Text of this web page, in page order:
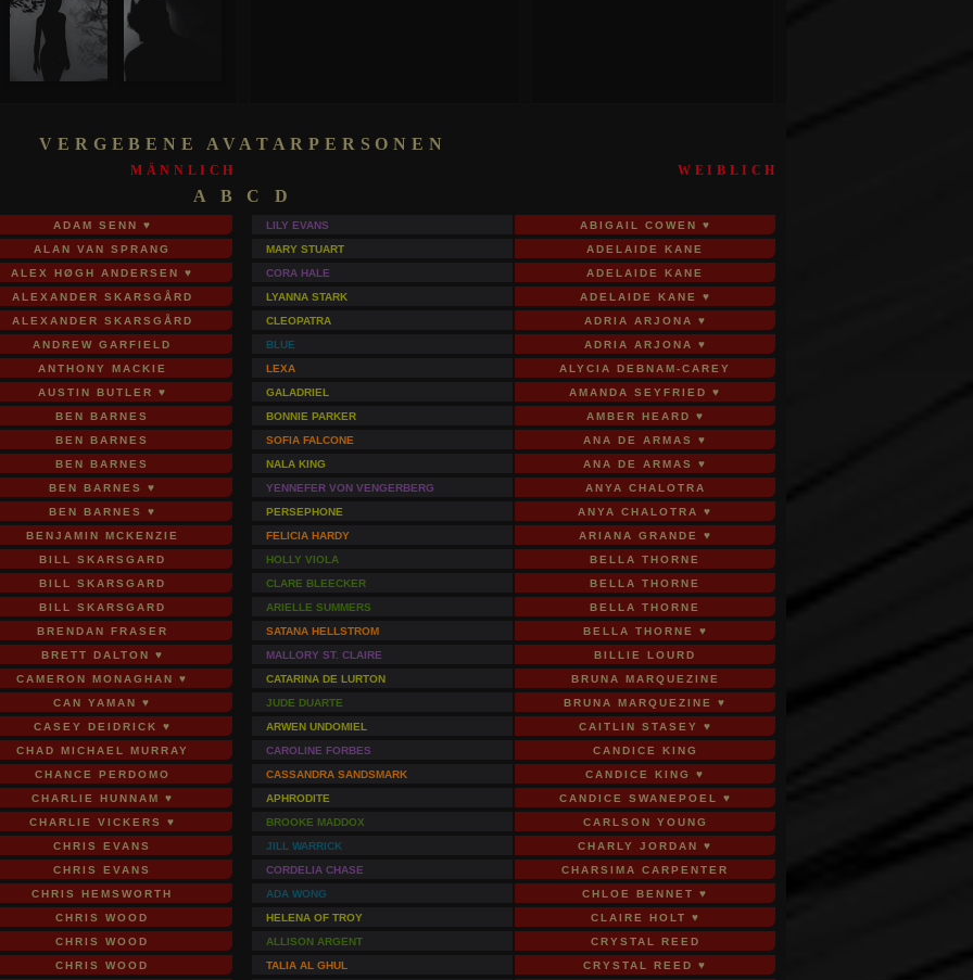
VERGEBENE AVATARPERSONEN
MÄNNLICH WEIBLICH
A B C D
ADAM SENN ♥
ALAN VAN SPRANG
ALEX HØGH ANDERSEN ♥
ALEXANDER SKARSGÅRD
ALEXANDER SKARSGÅRD
ANDREW GARFIELD
ANTHONY MACKIE
AUSTIN BUTLER ♥
BEN BARNES
BEN BARNES
BEN BARNES
BEN BARNES ♥
BEN BARNES ♥
BENJAMIN MCKENZIE
BILL SKARSGARD
BILL SKARSGARD
BILL SKARSGARD
BRENDAN FRASER
BRETT DALTON ♥
CAMERON MONAGHAN ♥
CAN YAMAN ♥
CASEY DEIDRICK ♥
CHAD MICHAEL MURRAY
CHANCE PERDOMO
CHARLIE HUNNAM ♥
CHARLIE VICKERS ♥
CHRIS EVANS
CHRIS EVANS
CHRIS HEMSWORTH
CHRIS WOOD
CHRIS WOOD
CHRIS WOOD
LILY EVANS
ABIGAIL COWEN ♥
MARY STUART
ADELAIDE KANE
CORA HALE
ADELAIDE KANE
LYANNA STARK
ADELAIDE KANE ♥
CLEOPATRA
ADRIA ARJONA ♥
BLUE
ADRIA ARJONA ♥
LEXA
ALYCIA DEBNAM-CAREY
GALADRIEL
AMANDA SEYFRIED ♥
BONNIE PARKER
AMBER HEARD ♥
SOFIA FALCONE
ANA DE ARMAS ♥
NALA KING
ANA DE ARMAS ♥
YENNEFER VON VENGERBERG
ANYA CHALOTRA
PERSEPHONE
ANYA CHALOTRA ♥
FELICIA HARDY
ARIANA GRANDE ♥
HOLLY VIOLA
BELLA THORNE
CLARE BLEECKER
BELLA THORNE
ARIELLE SUMMERS
BELLA THORNE
SATANA HELLSTROM
BELLA THORNE ♥
MALLORY ST. CLAIRE
BILLIE LOURD
CATARINA DE LURTON
BRUNA MARQUEZINE
JUDE DUARTE
BRUNA MARQUEZINE ♥
ARWEN UNDOMIEL
CAITLIN STASEY ♥
CAROLINE FORBES
CANDICE KING
CASSANDRA SANDSMARK
CANDICE KING ♥
APHRODITE
CANDICE SWANEPOEL ♥
BROOKE MADDOX
CARLSON YOUNG
JILL WARRICK
CHARLY JORDAN ♥
CORDELIA CHASE
CHARSIMA CARPENTER
ADA WONG
CHLOE BENNET ♥
HELENA OF TROY
CLAIRE HOLT ♥
ALLISON ARGENT
CRYSTAL REED
TALIA AL GHUL
CRYSTAL REED ♥